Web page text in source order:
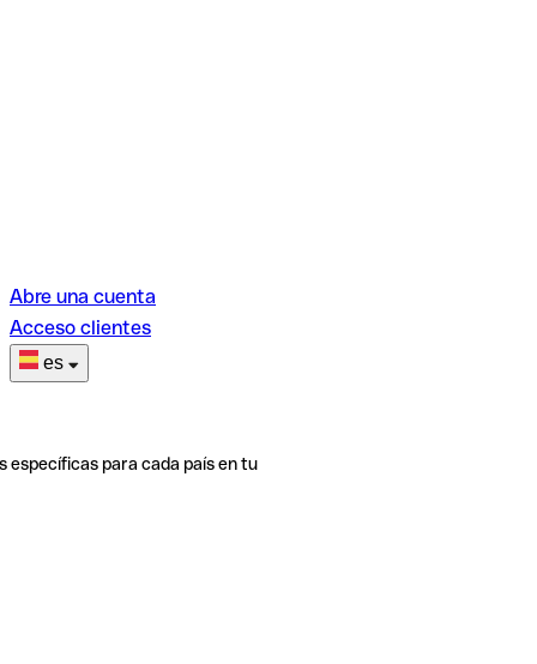
Abre una cuenta
Acceso clientes
es
específicas para cada país en tu